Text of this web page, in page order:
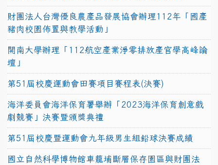
財團法人台灣優良農產品發展協會辦理112年「國產
豬肉校園佈置與教學活動」
開南大學辦理「112航空產業淨零排放產官學高峰論
壇」
第51屆校慶運動會田賽項目賽程表(決賽)
海洋委員會海洋保育署舉辦「2023海洋保育創意戲
劇競賽」決賽暨頒獎典禮
第51屆校慶暨運動會九年級男生組鉛球決賽成績
國立自然科學博物館車籠埔斷層保存園區與財團法